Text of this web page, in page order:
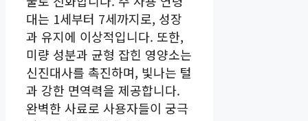
대는 1세부터 7세까지로, 성장
과 유지에 이상적입니다. 또한,
미량 성분과 균형 잡힌 영양소는
신진대사를 촉진하며, 빛나는 털
과 강한 면역력을 제공합니다.
완벽한 사료로 사용자들이 궁극